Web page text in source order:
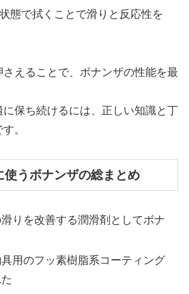
態で拭くことで滑りと反応性を
えることで、ボナンザの性能を最
に保ち続けるには、正しい知識と丁
。
使うボナンザの総まとめ
滑りを改善する潤滑剤としてボナ
用のフッ素樹脂系コーティング